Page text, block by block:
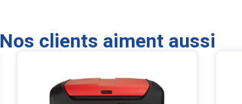
Nos clients aiment aussi